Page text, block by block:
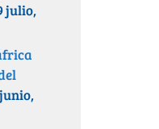
julio,